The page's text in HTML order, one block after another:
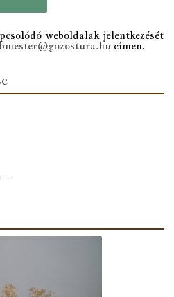
weboldalak jelentkezését
címen.